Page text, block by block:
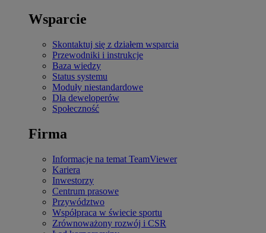
Wsparcie
Skontaktuj się z działem wsparcia
Przewodniki i instrukcje
Baza wiedzy
Status systemu
Moduły niestandardowe
Dla deweloperów
Społeczność
Firma
Informacje na temat TeamViewer
Kariera
Inwestorzy
Centrum prasowe
Przywództwo
Współpraca w świecie sportu
Zrównoważony rozwój i CSR